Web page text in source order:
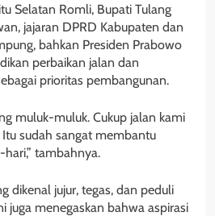
Selatan Romli, Bupati Tulang
jajaran DPRD Kabupaten dan
bahkan Presiden Prabowo
perbaikan jalan dan
prioritas pembangunan.
muluk-muluk. Cukup jalan kami
sudah sangat membantu
tambahnya.
dikenal jujur, tegas, dan peduli
juga menegaskan bahwa aspirasi